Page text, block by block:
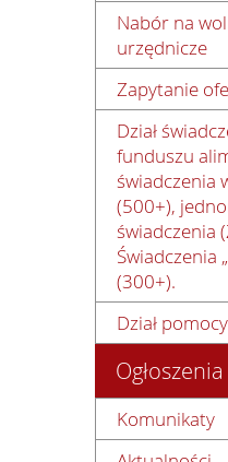
Nabór na
urzędnicze
Zapytanie
Dział
funduszu
świadczenia
(500+),
świadczenia
Świadczenia
(300+).
Dział
Ogłoszenia
Komunikaty